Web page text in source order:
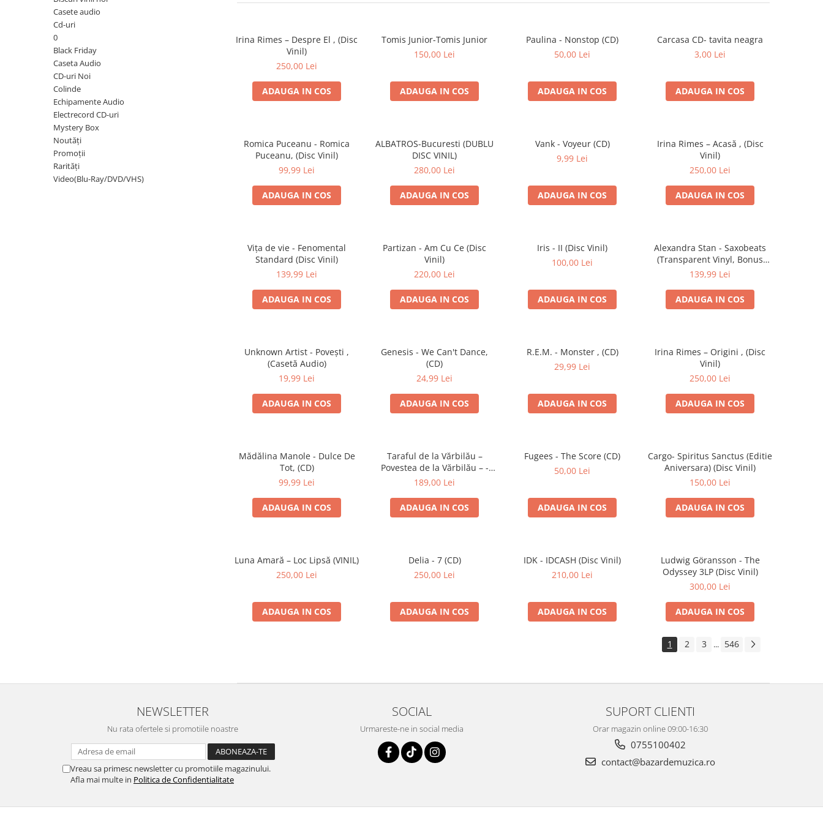
Viniluri Românești
Colecția Electrecord
Casete audio
Cd-uri
0
Black Friday
Caseta Audio
CD-uri Noi
Colinde
Echipamente Audio
Electrecord CD-uri
Mystery Box
Noutăți
Promoții
Rarități
Video(Blu-Ray/DVD/VHS)
Irina Rimes – Despre El , (Disc
Vinil)
250,00 Lei
ADAUGA IN COS
Tomis Junior-Tomis Junior
150,00 Lei
ADAUGA IN COS
Paulina - Nonstop (CD)
50,00 Lei
ADAUGA IN COS
Carcasa CD- tavita neagra
3,00 Lei
ADAUGA IN COS
Romica Puceanu - Romica
Puceanu, (Disc Vinil)
99,99 Lei
ADAUGA IN COS
ALBATROS-Bucuresti (DUBLU
DISC VINIL)
280,00 Lei
ADAUGA IN COS
Vank - Voyeur (CD)
9,99 Lei
ADAUGA IN COS
Irina Rimes – Acasă , (Disc
Vinil)
250,00 Lei
ADAUGA IN COS
Vița de vie - Fenomental
Standard (Disc Vinil)
139,99 Lei
ADAUGA IN COS
Partizan - Am Cu Ce (Disc
Vinil)
220,00 Lei
ADAUGA IN COS
Iris - II (Disc Vinil)
100,00 Lei
ADAUGA IN COS
Alexandra Stan - Saxobeats
(Transparent Vinyl, Bonus
Tracks) ) (Disc Vinil)
139,99 Lei
ADAUGA IN COS
Unknown Artist - Povești ,
(Casetă Audio)
19,99 Lei
ADAUGA IN COS
Genesis - We Can't Dance,
(CD)
24,99 Lei
ADAUGA IN COS
R.E.M. - Monster , (CD)
29,99 Lei
ADAUGA IN COS
Irina Rimes – Origini , (Disc
Vinil)
250,00 Lei
ADAUGA IN COS
Mădălina Manole - Dulce De
Tot, (CD)
99,99 Lei
ADAUGA IN COS
Taraful de la Vărbilău –
Povestea de la Vărbilău – -
Electrecord, (Disc Vinil)
189,00 Lei
ADAUGA IN COS
Fugees - The Score (CD)
50,00 Lei
ADAUGA IN COS
Cargo- Spiritus Sanctus (Editie
Aniversara) (Disc Vinil)
150,00 Lei
ADAUGA IN COS
Luna Amară – Loc Lipsă (VINIL)
250,00 Lei
ADAUGA IN COS
Delia - 7 (CD)
250,00 Lei
ADAUGA IN COS
IDK - IDCASH (Disc Vinil)
210,00 Lei
ADAUGA IN COS
Ludwig Göransson - The
Odyssey 3LP (Disc Vinil)
300,00 Lei
ADAUGA IN COS
1 2 3 ... 546
NEWSLETTER
Nu rata ofertele si promotiile noastre
Vreau sa primesc newsletter cu promotiile magazinului.
Afla mai multe in Politica de Confidentialitate
SOCIAL
Urmareste-ne in social media
SUPORT CLIENTI
Orar magazin online 09:00-16:30
0755100402
contact@bazardemuzica.ro